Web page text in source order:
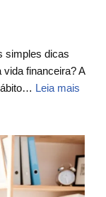
simples dicas
financeira? A
Leia mais